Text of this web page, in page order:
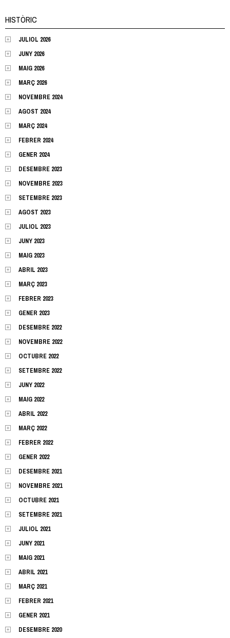
HISTÒRIC
JULIOL 2026
JUNY 2026
MAIG 2026
MARÇ 2026
NOVEMBRE 2024
AGOST 2024
MARÇ 2024
FEBRER 2024
GENER 2024
DESEMBRE 2023
NOVEMBRE 2023
SETEMBRE 2023
AGOST 2023
JULIOL 2023
JUNY 2023
MAIG 2023
ABRIL 2023
MARÇ 2023
FEBRER 2023
GENER 2023
DESEMBRE 2022
NOVEMBRE 2022
OCTUBRE 2022
SETEMBRE 2022
JUNY 2022
MAIG 2022
ABRIL 2022
MARÇ 2022
FEBRER 2022
GENER 2022
DESEMBRE 2021
NOVEMBRE 2021
OCTUBRE 2021
SETEMBRE 2021
JULIOL 2021
JUNY 2021
MAIG 2021
ABRIL 2021
MARÇ 2021
FEBRER 2021
GENER 2021
DESEMBRE 2020